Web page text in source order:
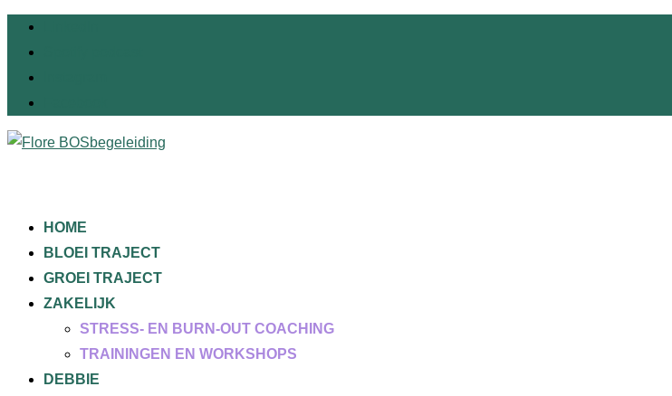
HOME
BLOEI TRAJECT
GROEI TRAJECT
ZAKELIJK
STRESS- EN BURN-OUT COACHING
TRAININGEN EN WORKSHOPS
DEBBIE